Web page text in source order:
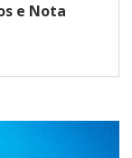
e Nota